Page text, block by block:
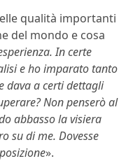
qualità importanti
del mondo e cosa
In certe
e ho imparato tanto
dava a certi dettagli
Non penserò al
abbasso la visiera
su di me. Dovesse
».